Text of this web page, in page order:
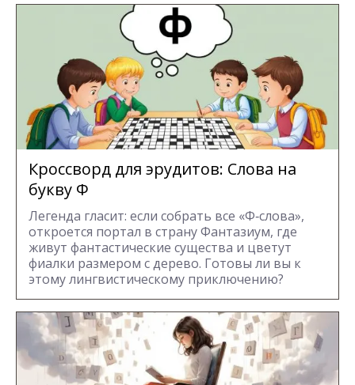
Кроссворд для эрудитов: Cлова на
букву Ф
Легенда гласит: если собрать все «Ф‑слова»,
откроется портал в страну Фантазиум, где
живут фантастические существа и цветут
фиалки размером с дерево. Готовы ли вы к
этому лингвистическому приключению?